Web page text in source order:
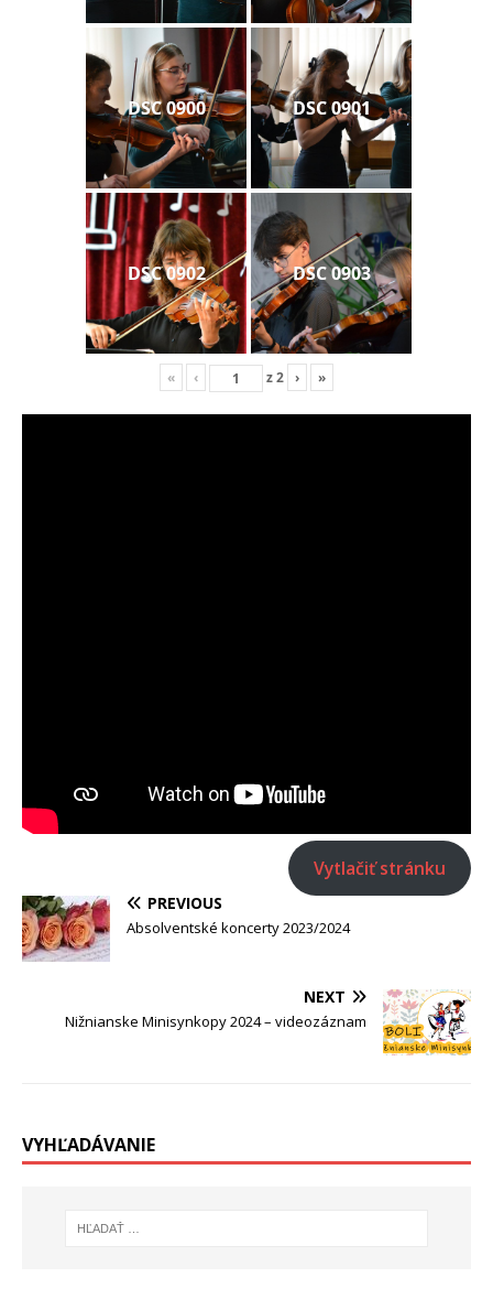
DSC 0900 DSC 0901
DSC 0902 DSC 0903
« ‹ z2 › »
Vytlačiť stránku
PREVIOUS
Absolventské koncerty 2023/2024
NEXT
Nižnianske Minisynkopy 2024 – videozáznam
VYHĽADÁVANIE